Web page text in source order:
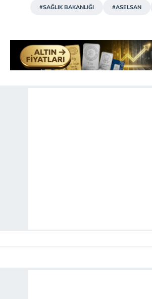
#SAĞLIK BAKANLIĞI #ASELSAN